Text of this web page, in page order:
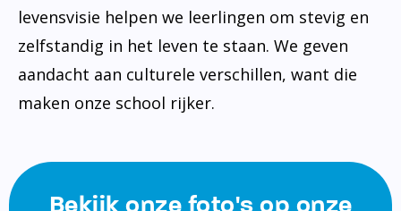
levensvisie helpen we leerlingen om stevig en
zelfstandig in het leven te staan. We geven
aandacht aan culturele verschillen, want die
maken onze school rijker.
Bekijk onze foto's op onze